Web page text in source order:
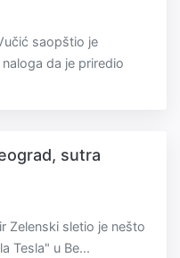
saopštio je
da je priredio
sutra
Zelenski sletio je nešto
Tesla" u Be...